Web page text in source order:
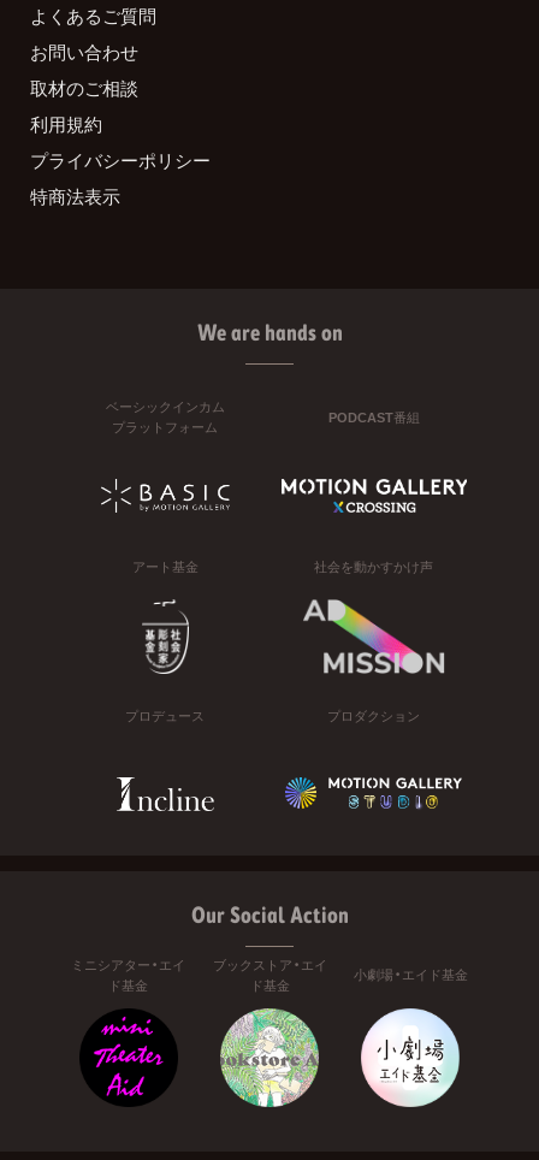
よくあるご質問
お問い合わせ
取材のご相談
利用規約
プライバシーポリシー
特商法表示
We are hands on
ベーシックインカム
プラットフォーム
PODCAST番組
アート基金 社会を動かすかけ声
プロデュース プロダクション
Our Social Action
ミニシアター・エイ
ド基金
ブックストア・エイ
ド基金
小劇場・エイド基金